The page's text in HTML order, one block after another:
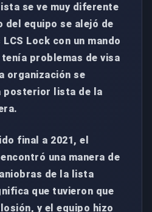
se ve muy diferente
del equipo se alejó de
LCS Lock con un mando
problemas de visa
organización se
posterior lista de la
final a 2021, el
una manera de
de la lista
que tuvieron que
y el equipo hizo